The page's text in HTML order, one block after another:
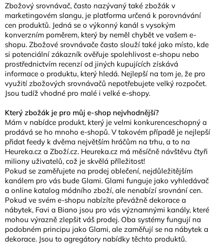
Zbožový srovnávač, často nazývaný také zbožák v
marketingovém slangu, je platforma určená k porovnávání
cen produktů. Jedná se o výkonný kanál s vysokým
konverzním poměrem, který by neměl chybět ve vašem e-
shopu. Zbožové srovnávače často slouží také jako místo, kde
si potenciální zákazník ověřuje spolehlivost e-shopu nebo
prostřednictvím recenzí od jiných kupujících získává
informace o produktu, který hledá. Nejlepší na tom je, že pro
využití zbožových srovnávačů nepotřebujete velký rozpočet.
Jsou tudíž vhodné pro malé i velké e-shopy.
Který zbožák je pro můj e-shop nejvhodnější?
Mám v nabídce produkt, který je velmi konkurenceschopný a
prodává se ho mnoho e-shopů. V takovém případě je nejlepší
přidat feedy k dvěma největším hráčům na trhu, a to na
Heureka.cz a Zboží.cz. Heureka.cz má měsíčně návštěvu čtyři
miliony uživatelů, což je skvělá příležitost!
Pokud se zaměřujete na prodej oblečení, nejdůležitějším
kanálem pro vás bude Glami. Glami funguje jako vyhledávač
a online katalog módního zboží, ale nenabízí srovnání cen.
Pokud ve svém e-shopu nabízíte převážně dekorace a
nábytek, Favi a Biano jsou pro vás významnými kanály, které
mohou výrazně zlepšit váš prodej. Oba systémy fungují na
podobném principu jako Glami, ale zaměřují se na nábytek a
dekorace. Jsou to agregátory nabídky těchto produktů.